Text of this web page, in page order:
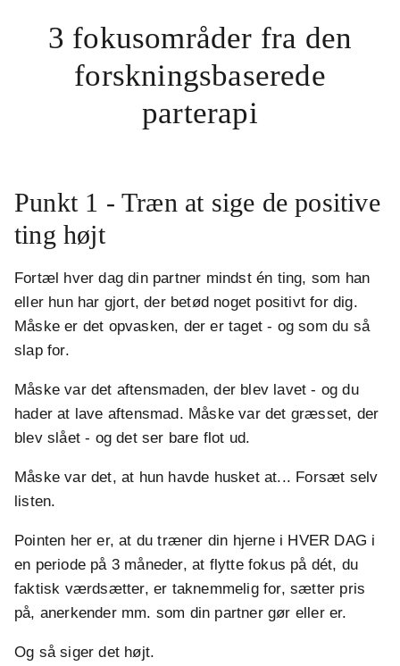
3 fokusområder fra den
forskningsbaserede
parterapi
Punkt 1 - Træn at sige de positive
ting højt
Fortæl hver dag din partner mindst én ting, som han
eller hun har gjort, der betød noget positivt for dig.
Måske er det opvasken, der er taget - og som du så
slap for.
Måske var det aftensmaden, der blev lavet - og du
hader at lave aftensmad. Måske var det græsset, der
blev slået - og det ser bare flot ud.
Måske var det, at hun havde husket at... Forsæt selv
listen.
Pointen her er, at du træner din hjerne i HVER DAG i
en periode på 3 måneder, at flytte fokus på dét, du
faktisk værdsætter, er taknemmelig for, sætter pris
på, anerkender mm. som din partner gør eller er.
Og så siger det højt.